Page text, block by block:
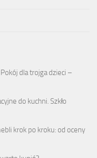
dla trojga dzieci –
do kuchni. Szkło
krok po kroku: od oceny